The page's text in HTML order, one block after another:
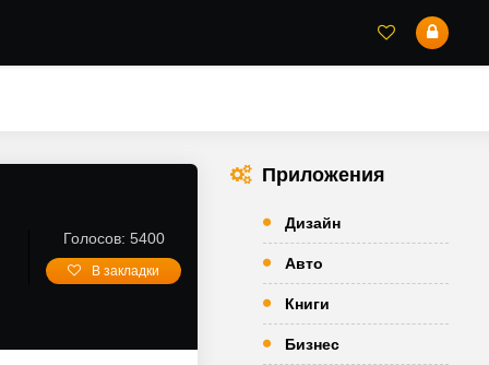
Голосов: 5400
В закладки
Приложения
Дизайн
Авто
Книги
Бизнес